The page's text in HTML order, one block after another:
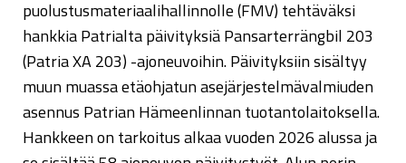
puolustusmateriaalihallinnolle (FMV) tehtäväksi
hankkia Patrialta päivityksiä Pansarterrängbil 203
(Patria XA 203) -ajoneuvoihin. Päivityksiin sisältyy
muun muassa etäohjatun asejärjestelmävalmiuden
asennus Patrian Hämeenlinnan tuotantolaitoksella.
Hankkeen on tarkoitus alkaa vuoden 2026 alussa ja